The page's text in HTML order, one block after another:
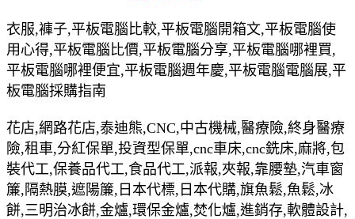
衣服,褲子,平板電腦比較,平板電腦開箱文,平板電腦使
用心得,平板電腦比價,平板電腦分享,平板電腦哪裡買,
平板電腦哪裡便宜,平板電腦週年慶,平板電腦電腦展,平
板電腦採購指南
花店,網路花店,泰迪熊,CNC,中古機械,醫療險,終身醫療
險,租車,分紅保單,投資型保單,cnc車床,cnc銑床,麻將,包
裝代工,保養品代工,食品代工,派報,夾報,靠腰墊,汽車窗
簾,隔熱膜,遮陽簾,日本代標,日本代購,旗魚鬆,魚鬆,冰
餅,三明治冰餅,金爐,環保金爐,焚化爐,進銷存,軟體設計,